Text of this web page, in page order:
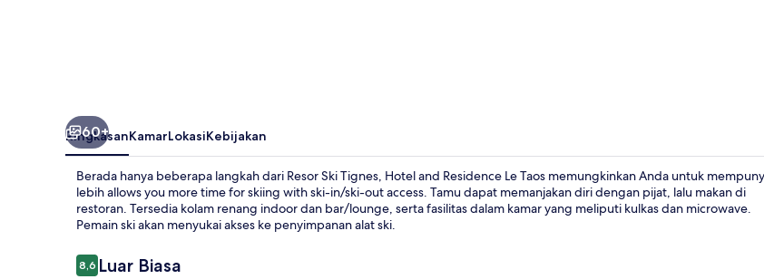
60+
RingkasanKamarLokasiKebijakan
Berada hanya beberapa langkah dari Resor Ski Tignes, Hotel and Residence Le Taos memungkinkan Anda untuk
lebih allows you more time for skiing with ski-in/ski-out access. Tamu dapat memanjakan diri dengan pijat, lalu makan di
restoran. Tersedia kolam renang indoor dan bar/lounge, serta fasilitas dalam kamar yang meliputi kulkas dan microwave.
Pemain ski akan menyukai akses ke penyimpanan alat ski.
Ulasan
8,68,6 dari 10
Luar Biasa